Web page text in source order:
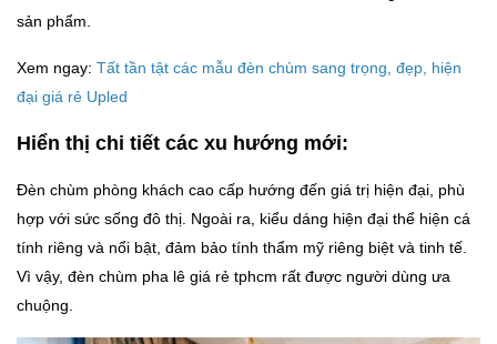
sản phẩm.
Xem ngay: Tất tần tật các mẫu đèn chùm sang trọng, đẹp, hiện
đại giá rẻ Upled
Hiển thị chi tiết các xu hướng mới:
Đèn chùm phòng khách cao cấp hướng đến giá trị hiện đại, phù
hợp với sức sống đô thị. Ngoài ra, kiểu dáng hiện đại thể hiện cá
tính riêng và nổi bật, đảm bảo tính thẩm mỹ riêng biệt và tinh tế.
Vì vậy, đèn chùm pha lê giá rẻ tphcm rất được người dùng ưa
chuộng.